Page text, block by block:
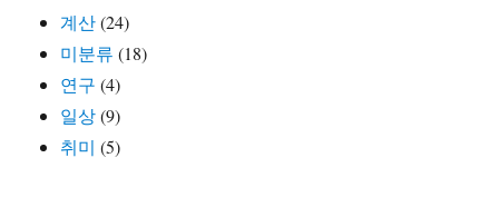
계산(24)
미분류 (18)
연구 (4)
일상(9)
취미 (5)